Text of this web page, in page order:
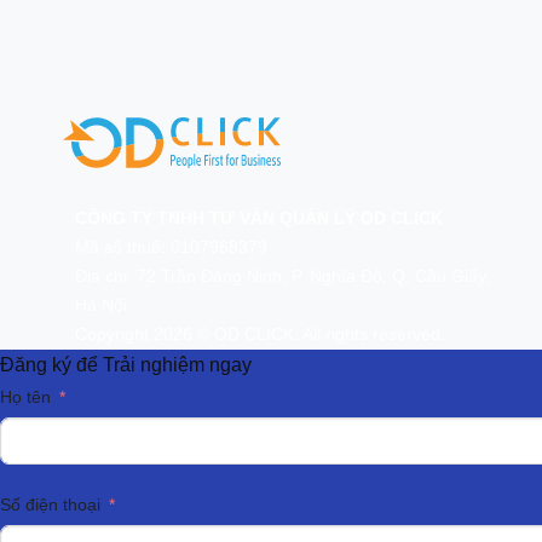
Đăng ký để Trải nghiệm ngay
Họ tên
Số điện thoại